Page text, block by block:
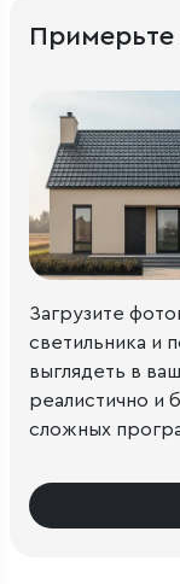
Примерьте
Загрузите
светильника и
выглядеть в
реалистично и
сложных